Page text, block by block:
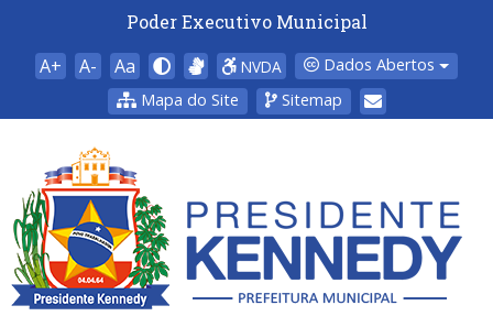
Poder Executivo Municipal
A+ A- Aa NVDA
Dados Abertos
Mapa do Site
Sitemap